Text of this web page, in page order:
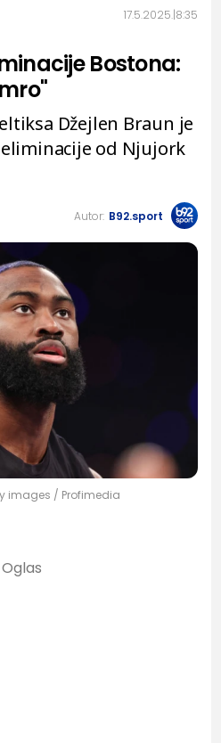
17.5.2025. 8:35
Bostona:
Džejlen Braun je
od Njujork
Autor: B92.sport
images / Profimedia